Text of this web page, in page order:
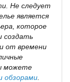
Не следует
является
которое
создать
от времени
можете
обзорами